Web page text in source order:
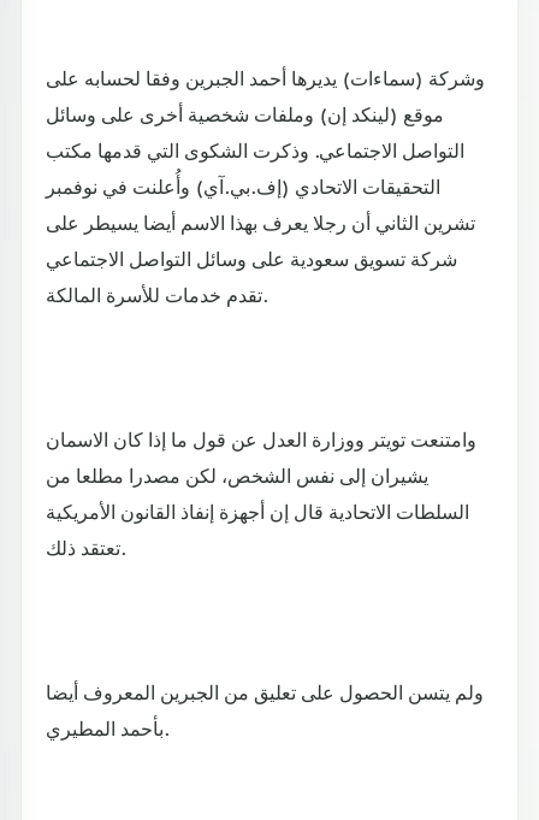
وشركة (سماءات) يديرها أحمد الجبرين وفقا لحسابه على
موقع (لينكد إن) وملفات شخصية أخرى على وسائل
التواصل الاجتماعي. وذكرت الشكوى التي قدمها مكتب
التحقيقات الاتحادي (إف.بي.آي) وأُعلنت في نوفمبر
تشرين الثاني أن رجلا يعرف بهذا الاسم أيضا يسيطر على
شركة تسويق سعودية على وسائل التواصل الاجتماعي
تقدم خدمات للأسرة المالكة.
وامتنعت تويتر ووزارة العدل عن قول ما إذا كان الاسمان
يشيران إلى نفس الشخص، لكن مصدرا مطلعا من
السلطات الاتحادية قال إن أجهزة إنفاذ القانون الأمريكية
تعتقد ذلك.
ولم يتسن الحصول على تعليق من الجبرين المعروف أيضا
بأحمد المطيري.